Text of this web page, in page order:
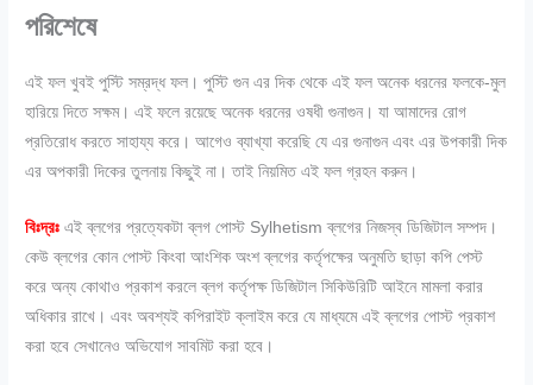
পরিশেষে
এই ফল খুবই পুস্টি সম্রদ্ধ ফল। পুস্টি গুন এর দিক থেকে এই ফল অনেক ধরনের ফলকে-মুল
হারিয়ে দিতে সক্ষম। এই ফলে রয়েছে অনেক ধরনের ওষধী গুনাগুন। যা আমাদের রোগ
প্রতিরোধ করতে সাহায্য করে। আগেও ব্যাখ্যা করেছি যে এর গুনাগুন এবং এর উপকারী দিক
এর অপকারী দিকের তুলনায় কিছুই না। তাই নিয়মিত এই ফল গ্রহন করুন।
বিঃদ্রঃ এই ব্লগের প্রত্যেকটা ব্লগ পোস্ট Sylhetism ব্লগের নিজস্ব ডিজিটাল সম্পদ।
কেউ ব্লগের কোন পোস্ট কিংবা আংশিক অংশ ব্লগের কর্তৃপক্ষের অনুমতি ছাড়া কপি পেস্ট
করে অন্য কোথাও প্রকাশ করলে ব্লগ কর্তৃপক্ষ ডিজিটাল সিকিউরিটি আইনে মামলা করার
অধিকার রাখে। এবং অবশ্যই কপিরাইট ক্লাইম করে যে মাধ্যমে এই ব্লগের পোস্ট প্রকাশ
করা হবে সেখানেও অভিযোগ সাবমিট করা হবে।